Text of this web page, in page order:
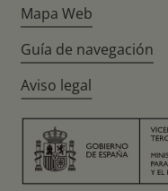
Mapa Web
Guía de navegación
Aviso legal